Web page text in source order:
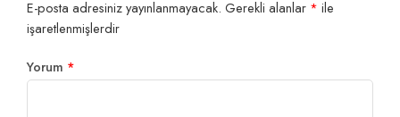
E-posta adresiniz yayınlanmayacak. Gerekli alanlar * ile
işaretlenmişlerdir
Yorum *